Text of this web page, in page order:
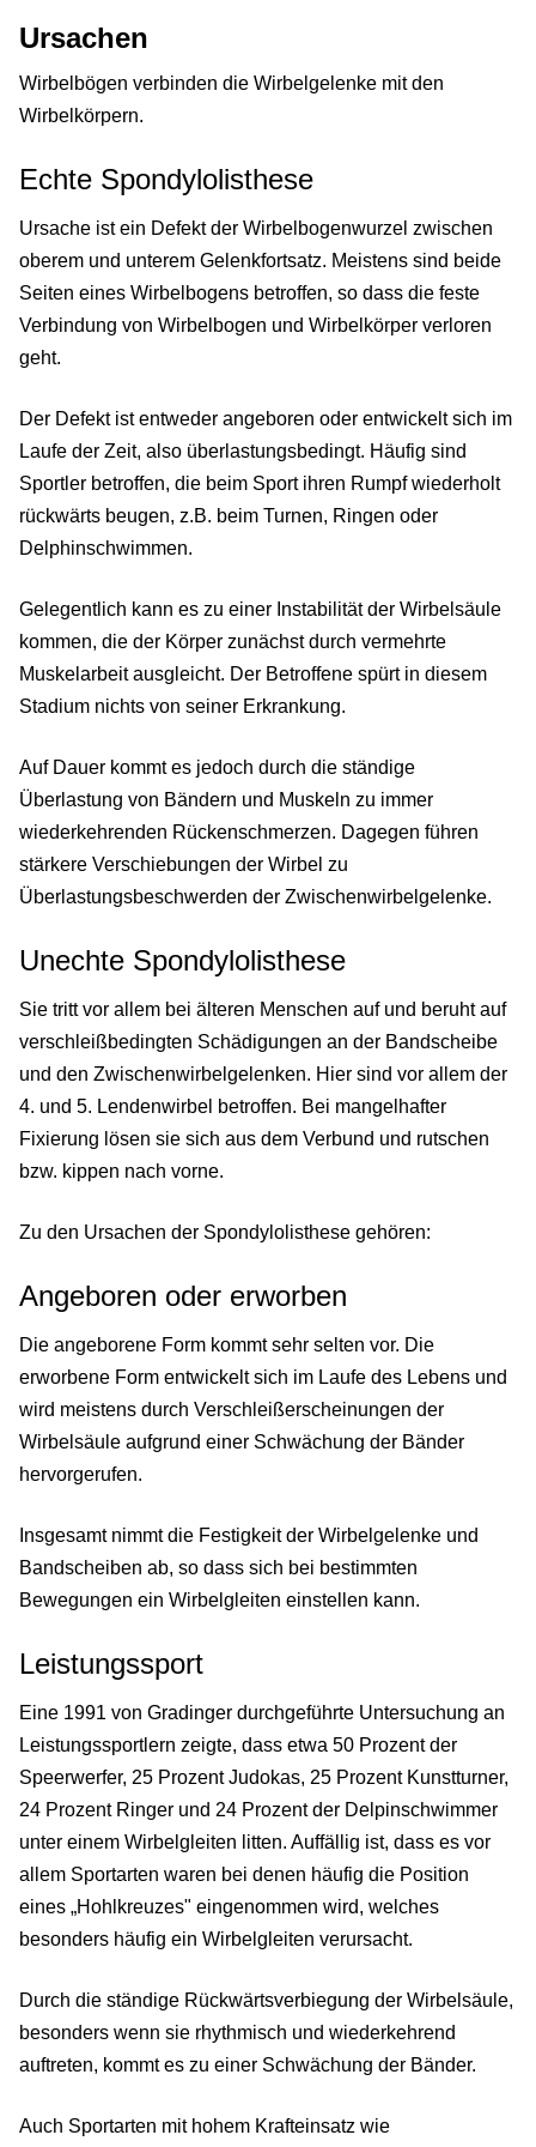
Ursachen
Wirbelbögen verbinden die Wirbelgelenke mit den
Wirbelkörpern.
Echte Spondylolisthese
Ursache ist ein Defekt der Wirbelbogenwurzel zwischen
oberem und unterem Gelenkfortsatz. Meistens sind beide
Seiten eines Wirbelbogens betroffen, so dass die feste
Verbindung von Wirbelbogen und Wirbelkörper verloren
geht.
Der Defekt ist entweder angeboren oder entwickelt sich im
Laufe der Zeit, also überlastungsbedingt. Häufig sind
Sportler betroffen, die beim Sport ihren Rumpf wiederholt
rückwärts beugen, z.B. beim Turnen, Ringen oder
Delphinschwimmen.
Gelegentlich kann es zu einer Instabilität der Wirbelsäule
kommen, die der Körper zunächst durch vermehrte
Muskelarbeit ausgleicht. Der Betroffene spürt in diesem
Stadium nichts von seiner Erkrankung.
Auf Dauer kommt es jedoch durch die ständige
Überlastung von Bändern und Muskeln zu immer
wiederkehrenden Rückenschmerzen. Dagegen führen
stärkere Verschiebungen der Wirbel zu
Überlastungsbeschwerden der Zwischenwirbelgelenke.
Unechte Spondylolisthese
Sie tritt vor allem bei älteren Menschen auf und beruht auf
verschleißbedingten Schädigungen an der Bandscheibe
und den Zwischenwirbelgelenken. Hier sind vor allem der
4. und 5. Lendenwirbel betroffen. Bei mangelhafter
Fixierung lösen sie sich aus dem Verbund und rutschen
bzw. kippen nach vorne.
Zu den Ursachen der Spondylolisthese gehören:
Angeboren oder erworben
Die angeborene Form kommt sehr selten vor. Die
erworbene Form entwickelt sich im Laufe des Lebens und
wird meistens durch Verschleißerscheinungen der
Wirbelsäule aufgrund einer Schwächung der Bänder
hervorgerufen.
Insgesamt nimmt die Festigkeit der Wirbelgelenke und
Bandscheiben ab, so dass sich bei bestimmten
Bewegungen ein Wirbelgleiten einstellen kann.
Leistungssport
Eine 1991 von Gradinger durchgeführte Untersuchung an
Leistungssportlern zeigte, dass etwa 50 Prozent der
Speerwerfer, 25 Prozent Judokas, 25 Prozent Kunstturner,
24 Prozent Ringer und 24 Prozent der Delpinschwimmer
unter einem Wirbelgleiten litten. Auffällig ist, dass es vor
allem Sportarten waren bei denen häufig die Position
eines „Hohlkreuzes" eingenommen wird, welches
besonders häufig ein Wirbelgleiten verursacht.
Durch die ständige Rückwärtsverbiegung der Wirbelsäule,
besonders wenn sie rhythmisch und wiederkehrend
auftreten, kommt es zu einer Schwächung der Bänder.
Auch Sportarten mit hohem Krafteinsatz wie